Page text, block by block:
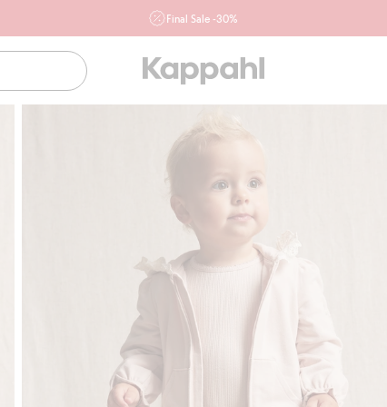
Final Sale -30%
ofertę, również z działu outlet do 10.8 w sklepach Kappahl i
Newbie oraz na kappahl.com. Ofert nie łączymy
Kobieta Mężczyzna
Dziecko
Newbie
Klubowiczu darmowa dostawa od 150 zł